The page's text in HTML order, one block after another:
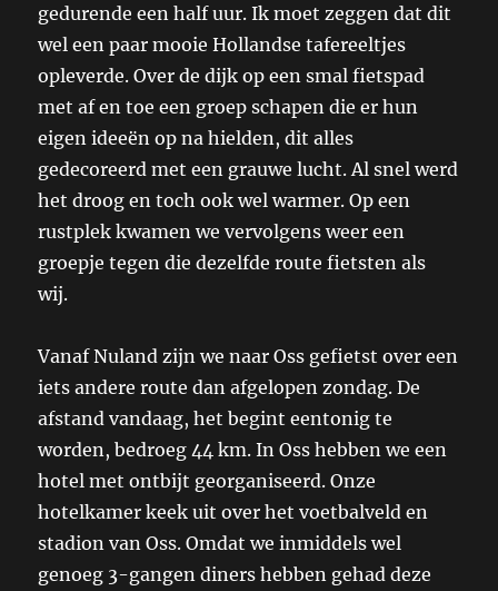
gedurende een half uur. Ik moet zeggen dat dit
wel een paar mooie Hollandse tafereeltjes
opleverde. Over de dijk op een smal fietspad
met af en toe een groep schapen die er hun
eigen ideeën op na hielden, dit alles
gedecoreerd met een grauwe lucht. Al snel werd
het droog en toch ook wel warmer. Op een
rustplek kwamen we vervolgens weer een
groepje tegen die dezelfde route fietsten als
wij.
Vanaf Nuland zijn we naar Oss gefietst over een
iets andere route dan afgelopen zondag. De
afstand vandaag, het begint eentonig te
worden, bedroeg 44 km. In Oss hebben we een
hotel met ontbijt georganiseerd. Onze
hotelkamer keek uit over het voetbalveld en
stadion van Oss. Omdat we inmiddels wel
genoeg 3-gangen diners hebben gehad deze